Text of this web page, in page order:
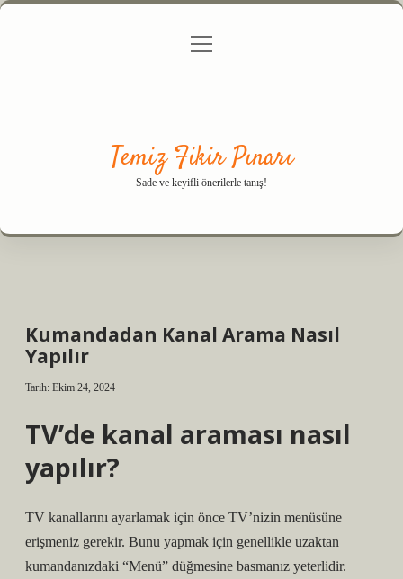
Gizlilik Politikası
menüyü
Temiz Fikir Pınarı
Sade ve keyifli önerilerle tanış!
Kumandadan Kanal Arama Nasıl
Yapılır
Tarih: Ekim 24, 2024
TV’de kanal araması nasıl
yapılır?
TV kanallarını ayarlamak için önce TV’nizin menüsüne
erişmeniz gerekir. Bunu yapmak için genellikle uzaktan
kumandanızdaki “Menü” düğmesine basmanız yeterlidir.